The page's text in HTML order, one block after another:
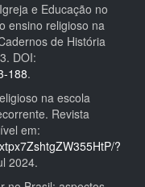
e Educação no
ensino religioso na
de História
DOI:
188.
na escola
Revista
em:
?
2024.